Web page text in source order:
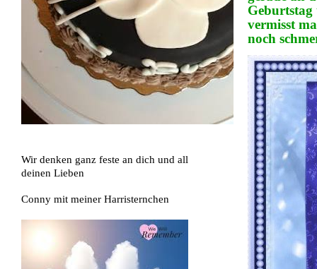
Wir denken ganz feste an dich und all
deinen Lieben
Conny mit meiner Harristernchen
vermisst
noch